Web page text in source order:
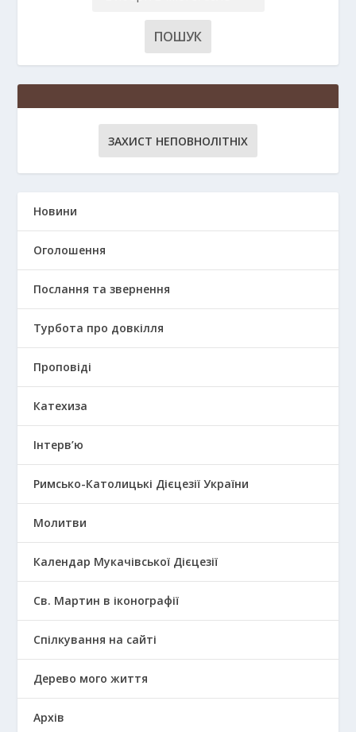
ЗАХИСТ НЕПОВНОЛІТНІХ
Новини
Оголошення
Послання та звернення
Турбота про довкілля
Проповіді
Катехиза
Інтерв’ю
Римсько-Католицькі Дієцезії України
Молитви
Календар Мукачівської Дієцезії
Св. Мартин в іконографії
Спілкування на сайті
Дерево мого життя
Архів